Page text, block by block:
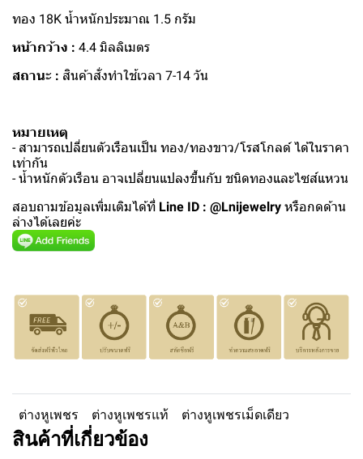
ทอง 18K น้ำหนักประมาณ 1.5 กรัม
หน้ากว้าง : 4.4 มิลลิเมตร
สถานะ : สินค้าสั่งทำใช้เวลา 7-14 วัน
หมายเหตุ
- สามารถเปลี่ยนตัวเรือนเป็น ทอง/ทองขาว/โรสโกลด์ ได้ในราคา
เท่ากัน
- น้ำหนักตัวเรือน อาจเปลี่ยนแปลงขึ้นกับ ชนิดทองและไซส์แหวน
สอบถามข้อมูลเพิ่มเติมได้ที่ Line ID : @Lnijewelry หรือกดด้าน
ล่างได้เลยค่ะ
ต่างหูเพชร ต่างหูเพชรแท้ ต่างหูเพชรเม็ดเดียว
สินค้าที่เกี่ยวข้อง